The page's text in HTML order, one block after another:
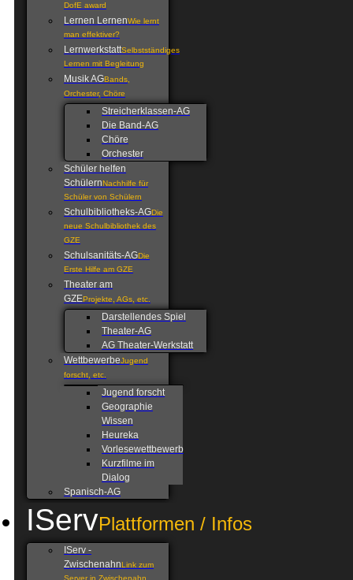
DofE award
Lernen LernenWie lernt
man effektiver?
LernwerkstattSelbstständiges
Lernen mit Begleitung
Musik AGBands,
Orchester, Chöre
Streicherklassen-AG
Die Band-AG
Chöre
Orchester
Schüler helfen
SchülernNachhilfe für
Schüler von Schülern
Schulbibliotheks-AGDie
neue Schulbibliothek des
GZE
Schulsanitäts-AGDie
Erste Hilfe am GZE
Theater am
GZEProjekte, AGs, etc.
Darstellendes Spiel
Theater-AG
AG Theater-Werkstatt
WettbewerbeJugend
forscht, etc.
Jugend forscht
Geographie
Wissen
Heureka
Vorlesewettbewerb
Kurzfilme im
Dialog
Spanisch-AG
IServPlattformen / Infos
IServ -
ZwischenahnLink zum